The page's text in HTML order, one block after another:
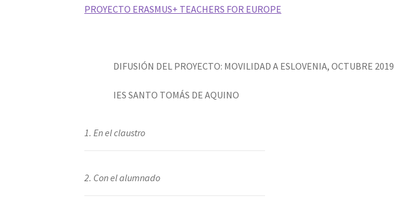
PROYECTO ERASMUS+ TEACHERS FOR EUROPE
DIFUSIÓN DEL PROYECTO: MOVILIDAD A ESLOVENIA, OCTUBRE 2019
IES SANTO TOMÁS DE AQUINO
1. En el claustro
2. Con el alumnado